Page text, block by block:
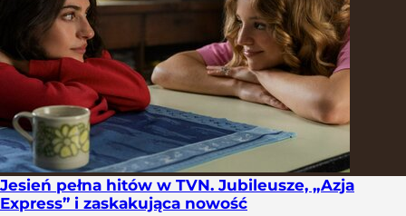
Jesień pełna hitów w TVN. Jubileusze, „Azja
Express” i zaskakująca nowość